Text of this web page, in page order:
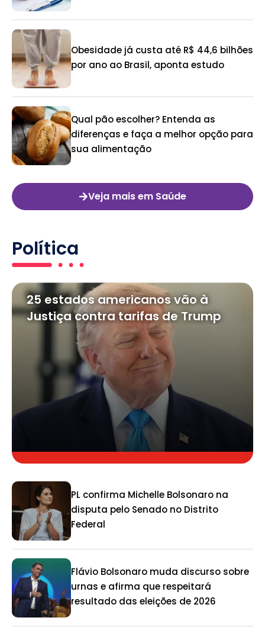
Obesidade já custa até R$ 44,6 bilhões
por ano ao Brasil, aponta estudo
Qual pão escolher? Entenda as
diferenças e faça a melhor opção para
sua alimentação
Veja mais em Saúde
Política
25 estados americanos vão à
Justiça contra tarifas de Trump
PL confirma Michelle Bolsonaro na
disputa pelo Senado no Distrito
Federal
Flávio Bolsonaro muda discurso sobre
urnas e afirma que respeitará
resultado das eleições de 2026